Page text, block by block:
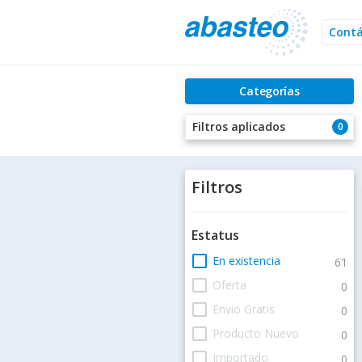
Categorías
0
Filtros aplicados
Filtros
Estatus
check_box_outline_blank En existencia 61
check_box_outline_blank Oferta 0
check_box_outline_blank Envío Gratis 0
check_box_outline_blank Producto Nuevo 0
check_box_outline_blank Importado